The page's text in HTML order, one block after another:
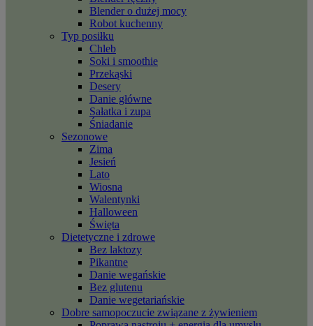
Blender o dużej mocy
Robot kuchenny
Typ posiłku
Chleb
Soki i smoothie
Przekąski
Desery
Danie główne
Sałatka i zupa
Śniadanie
Sezonowe
Zima
Jesień
Lato
Wiosna
Walentynki
Halloween
Święta
Dietetyczne i zdrowe
Bez laktozy
Pikantne
Danie wegańskie
Bez glutenu
Danie wegetariańskie
Dobre samopoczucie związane z żywieniem